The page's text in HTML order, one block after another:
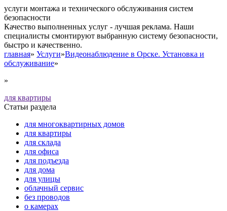
услуги монтажа и технического обслуживания систем
безопасности
Качество выполненных услуг - лучшая реклама. Наши
специалисты смонтируют выбранную систему безопасности,
быстро и качественно.
главная» Услуги»Видеонаблюдение в Орске. Установка и
обслуживание»
»
для квартиры
Статьи раздела
для многоквартирных домов
для квартиры
для склада
для офиса
для подъезда
для дома
для улицы
облачный сервис
без проводов
о камерах